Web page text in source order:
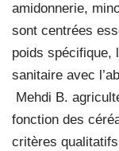
amidonnerie,
sont centrées
poids spécifique,
sanitaire avec
Mehdi B.
fonction des
critères